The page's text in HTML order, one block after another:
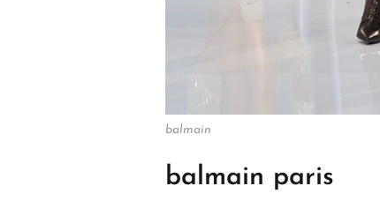
balmain
balmain paris